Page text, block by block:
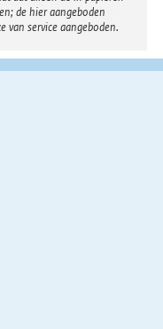
de hier aangeboden
van service aangeboden.